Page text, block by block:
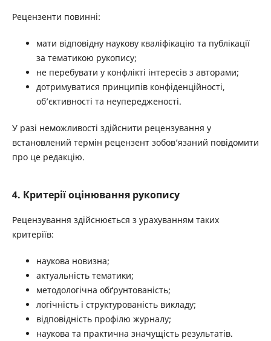
Рецензенти повинні:
мати відповідну наукову кваліфікацію та публікації
за тематикою рукопису;
не перебувати у конфлікті інтересів з авторами;
дотримуватися принципів конфіденційності,
об’єктивності та неупередженості.
У разі неможливості здійснити рецензування у
встановлений термін рецензент зобов’язаний повідомити
про це редакцію.
4. Критерії оцінювання рукопису
Рецензування здійснюється з урахуванням таких
критеріїв:
наукова новизна;
актуальність тематики;
методологічна обґрунтованість;
логічність і структурованість викладу;
відповідність профілю журналу;
наукова та практична значущість результатів.